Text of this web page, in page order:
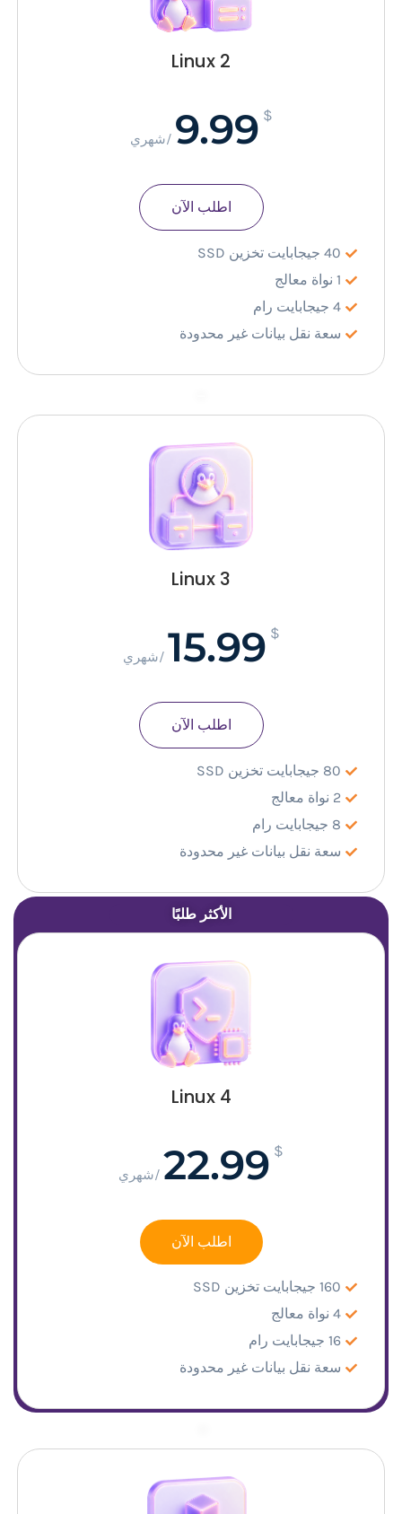
Linux 2
$
9.99 /شهري
40 جيجابايت تخزين SSD
1 نواة معالج
4 جيجابايت رام
سعة نقل بيانات غير محدودة
اطلب الآن
Linux 3
$
15.99 /شهري
80 جيجابايت تخزين SSD
2 نواة معالج
8 جيجابايت رام
سعة نقل بيانات غير محدودة
اطلب الآن
الأكثر طلبًا
Linux 4
$
22.99 /شهري
160 جيجابايت تخزين SSD
4 نواة معالج
16 جيجابايت رام
سعة نقل بيانات غير محدودة
اطلب الآن